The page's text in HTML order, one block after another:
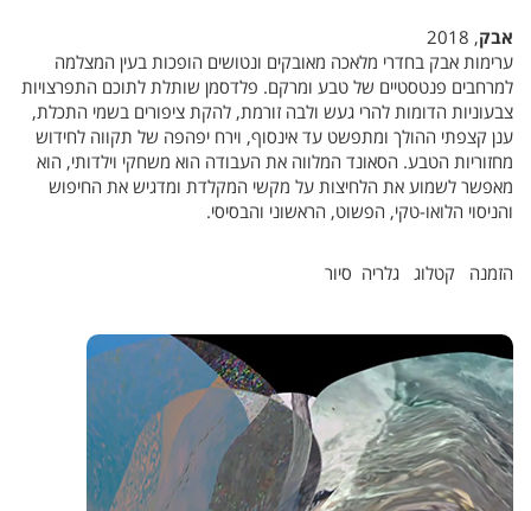
אבק, 2018
ערימות אבק בחדרי מלאכה מאובקים ונטושים הופכות בעין המצלמה
למרחבים פנטסטיים של טבע ומרקם. פלדסמן שותלת לתוכם התפרצויות
צבעוניות הדומות להרי געש ולבה זורמת, להקת ציפורים בשמי התכלת,
ענן קצפתי ההולך ומתפשט עד אינסוף, וירח יפהפה של תקווה לחידוש
מחזוריות הטבע. הסאונד המלווה את העבודה הוא משחקי וילדותי, הוא
מאפשר לשמוע את הלחיצות על מקשי המקלדת ומדגיש את החיפוש
והניסוי הלואו-טקי, הפשוט, הראשוני והבסיסי.
הזמנה קטלוג גלריה סיור